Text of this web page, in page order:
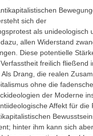
sich der
als unideologisch
allen Widerstand
Diese potentielle
freilich fließend
Als Drang, die realen
ohne die
der Moderne
Affekt für die
hinter ihm kann sich